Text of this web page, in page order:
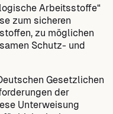
Arbeitsstoffe“
zum sicheren
zu möglichen
Schutz- und
Gesetzlichen
der
Unterweisung